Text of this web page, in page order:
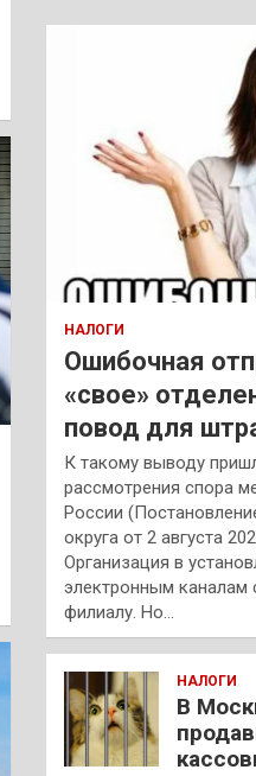
НАЛОГИ
Ошибочная
«свое»
повод для
К такому выводу
рассмотрения спора
России
округа от 2 августа
Организация в
электронным
филиалу. Но…
НАЛОГИ
В